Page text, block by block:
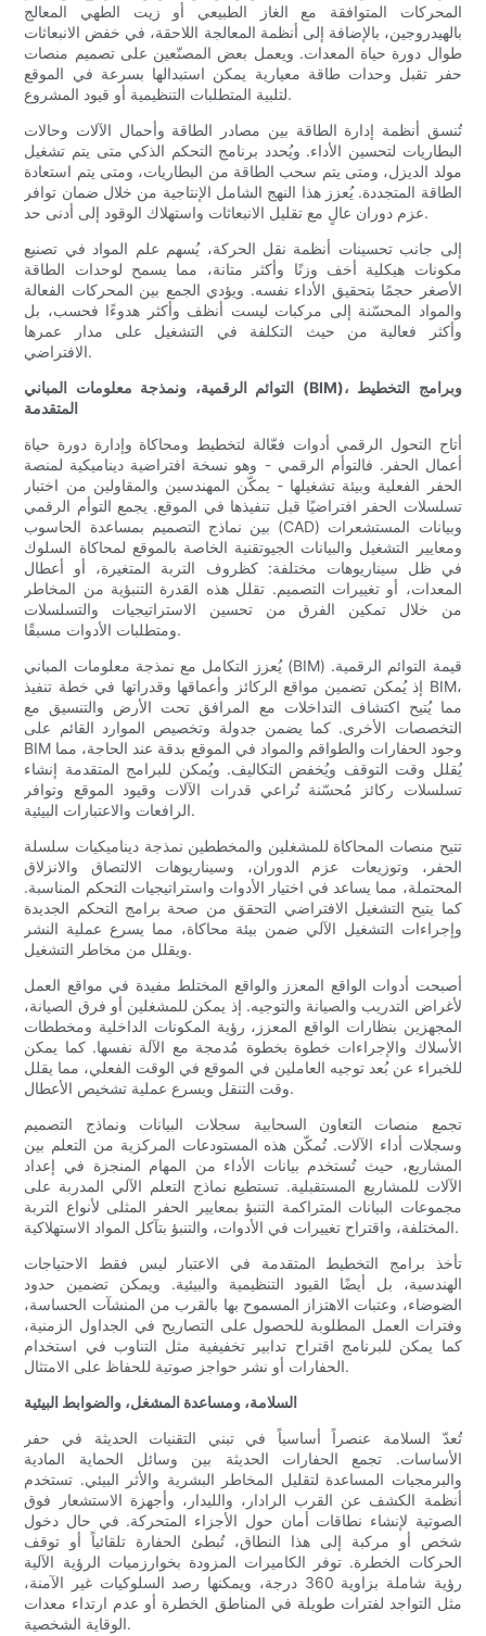
المحركات المتوافقة مع الغاز الطبيعي أو زيت الطهي المعالج
بالهيدروجين، بالإضافة إلى أنظمة المعالجة اللاحقة، في خفض الانبعاثات
طوال دورة حياة المعدات. ويعمل بعض المصنّعين على تصميم منصات
حفر تقبل وحدات طاقة معيارية يمكن استبدالها بسرعة في الموقع
لتلبية المتطلبات التنظيمية أو قيود المشروع.
تُنسق أنظمة إدارة الطاقة بين مصادر الطاقة وأحمال الآلات وحالات
البطاريات لتحسين الأداء. ويُحدد برنامج التحكم الذكي متى يتم تشغيل
مولد الديزل، ومتى يتم سحب الطاقة من البطاريات، ومتى يتم استعادة
الطاقة المتجددة. يُعزز هذا النهج الشامل الإنتاجية من خلال ضمان توافر
عزم دوران عالٍ مع تقليل الانبعاثات واستهلاك الوقود إلى أدنى حد.
إلى جانب تحسينات أنظمة نقل الحركة، يُسهم علم المواد في تصنيع
مكونات هيكلية أخف وزنًا وأكثر متانة، مما يسمح لوحدات الطاقة
الأصغر حجمًا بتحقيق الأداء نفسه. ويؤدي الجمع بين المحركات الفعالة
والمواد المحسّنة إلى مركبات ليست أنظف وأكثر هدوءًا فحسب، بل
وأكثر فعالية من حيث التكلفة في التشغيل على مدار عمرها
الافتراضي.
التوائم الرقمية، ونمذجة معلومات المباني (BIM)، وبرامج التخطيط
المتقدمة
أتاح التحول الرقمي أدوات فعّالة لتخطيط ومحاكاة وإدارة دورة حياة
أعمال الحفر. فالتوأم الرقمي - وهو نسخة افتراضية ديناميكية لمنصة
الحفر الفعلية وبيئة تشغيلها - يمكّن المهندسين والمقاولين من اختبار
تسلسلات الحفر افتراضيًا قبل تنفيذها في الموقع. يجمع التوأم الرقمي
بين نماذج التصميم بمساعدة الحاسوب (CAD) وبيانات المستشعرات
ومعايير التشغيل والبيانات الجيوتقنية الخاصة بالموقع لمحاكاة السلوك
في ظل سيناريوهات مختلفة: كظروف التربة المتغيرة، أو أعطال
المعدات، أو تغييرات التصميم. تقلل هذه القدرة التنبؤية من المخاطر
من خلال تمكين الفرق من تحسين الاستراتيجيات والتسلسلات
ومتطلبات الأدوات مسبقًا.
يُعزز التكامل مع نمذجة معلومات المباني (BIM) قيمة التوائم الرقمية.
إذ يُمكن تضمين مواقع الركائز وأعماقها وقدراتها في خطة تنفيذ BIM،
مما يُتيح اكتشاف التداخلات مع المرافق تحت الأرض والتنسيق مع
التخصصات الأخرى. كما يضمن جدولة وتخصيص الموارد القائم على
BIM وجود الحفارات والطواقم والمواد في الموقع بدقة عند الحاجة، مما
يُقلل وقت التوقف ويُخفض التكاليف. ويُمكن للبرامج المتقدمة إنشاء
تسلسلات ركائز مُحسّنة تُراعي قدرات الآلات وقيود الموقع وتوافر
الرافعات والاعتبارات البيئية.
تتيح منصات المحاكاة للمشغلين والمخططين نمذجة ديناميكيات سلسلة
الحفر، وتوزيعات عزم الدوران، وسيناريوهات الالتصاق والانزلاق
المحتملة، مما يساعد في اختيار الأدوات واستراتيجيات التحكم المناسبة.
كما يتيح التشغيل الافتراضي التحقق من صحة برامج التحكم الجديدة
وإجراءات التشغيل الآلي ضمن بيئة محاكاة، مما يسرع عملية النشر
ويقلل من مخاطر التشغيل.
أصبحت أدوات الواقع المعزز والواقع المختلط مفيدة في مواقع العمل
لأغراض التدريب والصيانة والتوجيه. إذ يمكن للمشغلين أو فرق الصيانة،
المجهزين بنظارات الواقع المعزز، رؤية المكونات الداخلية ومخططات
الأسلاك والإجراءات خطوة بخطوة مُدمجة مع الآلة نفسها. كما يمكن
للخبراء عن بُعد توجيه العاملين في الموقع في الوقت الفعلي، مما يقلل
وقت التنقل ويسرع عملية تشخيص الأعطال.
تجمع منصات التعاون السحابية سجلات البيانات ونماذج التصميم
وسجلات أداء الآلات. تُمكّن هذه المستودعات المركزية من التعلم بين
المشاريع، حيث تُستخدم بيانات الأداء من المهام المنجزة في إعداد
الآلات للمشاريع المستقبلية. تستطيع نماذج التعلم الآلي المدربة على
مجموعات البيانات المتراكمة التنبؤ بمعايير الحفر المثلى لأنواع التربة
المختلفة، واقتراح تغييرات في الأدوات، والتنبؤ بتآكل المواد الاستهلاكية.
تأخذ برامج التخطيط المتقدمة في الاعتبار ليس فقط الاحتياجات
الهندسية، بل أيضًا القيود التنظيمية والبيئية. ويمكن تضمين حدود
الضوضاء، وعتبات الاهتزاز المسموح بها بالقرب من المنشآت الحساسة،
وفترات العمل المطلوبة للحصول على التصاريح في الجداول الزمنية،
كما يمكن للبرنامج اقتراح تدابير تخفيفية مثل التناوب في استخدام
الحفارات أو نشر حواجز صوتية للحفاظ على الامتثال.
السلامة، ومساعدة المشغل، والضوابط البيئية
تُعدّ السلامة عنصراً أساسياً في تبني التقنيات الحديثة في حفر
الأساسات. تجمع الحفارات الحديثة بين وسائل الحماية المادية
والبرمجيات المساعدة لتقليل المخاطر البشرية والأثر البيئي. تستخدم
أنظمة الكشف عن القرب الرادار، والليدار، وأجهزة الاستشعار فوق
الصوتية لإنشاء نطاقات أمان حول الأجزاء المتحركة. في حال دخول
شخص أو مركبة إلى هذا النطاق، تُبطئ الحفارة تلقائياً أو توقف
الحركات الخطرة. توفر الكاميرات المزودة بخوارزميات الرؤية الآلية
رؤية شاملة بزاوية 360 درجة، ويمكنها رصد السلوكيات غير الآمنة،
مثل التواجد لفترات طويلة في المناطق الخطرة أو عدم ارتداء معدات
الوقاية الشخصية.